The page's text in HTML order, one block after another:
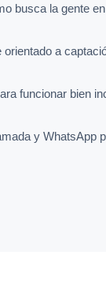
busca la gente
a
funcionar bien
y WhatsApp